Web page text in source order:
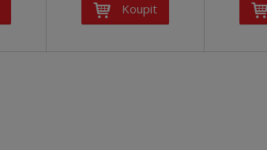
Koupit